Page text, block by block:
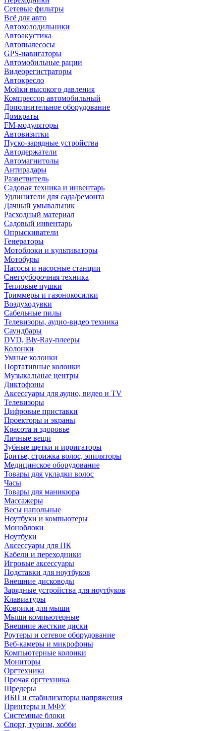
Сетевые фильтры
Всё для авто
Автохолодильники
Автоакустика
Автопылесосы
GPS-навигаторы
Автомобильные рации
Видеорегистраторы
Автокресло
Мойки высокого давления
Компрессор автомобильный
Дополнительное оборудование
Домкраты
FM-модуляторы
Автовизитки
Пуско-зарядные устройства
Автодержатели
Автомагнитолы
Антирадары
Разветвитель
Садовая техника и инвентарь
Удлинители для сада/ремонта
Дачный умывальник
Расходный материал
Садовый инвентарь
Опрыскиватели
Генераторы
Мотоблоки и культиваторы
Мотобуры
Насосы и насосные станции
Снегоуборочная техника
Тепловые пушки
Триммеры и газонокосилки
Воздуходувки
Сабельные пилы
Телевизоры, аудио-видео техника
Саундбары
DVD, Bly-Ray-плееры
Колонки
Умные колонки
Портативные колонки
Музыкальные центры
Диктофоны
Аксессуары для аудио, видео и TV
Телевизоры
Цифровые приставки
Проекторы и экраны
Красота и здоровье
Личные вещи
Зубные щетки и ирригаторы
Бритье, стрижка волос, эпиляторы
Медицинское оборудование
Товары для укладки волос
Часы
Товары для маникюра
Массажеры
Весы напольные
Ноутбуки и компьютеры
Моноблоки
Ноутбуки
Аксессуары для ПК
Кабели и переходники
Игровые аксессуары
Подставки для ноутбуков
Внешние дисководы
Зарядные устройства для ноутбуков
Клавиатуры
Коврики для мыши
Мыши компьютерные
Внешние жесткие диски
Роутеры и сетевое оборудование
Веб-камеры и микрофоны
Компьютерные колонки
Мониторы
Оргтехника
Прочая оргтехника
Шредеры
ИБП и стабилизаторы напряжения
Принтеры и МФУ
Системные блоки
Спорт, туризм, хобби